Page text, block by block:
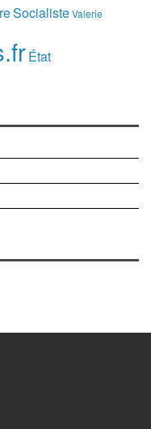
SocialisteValerie
État